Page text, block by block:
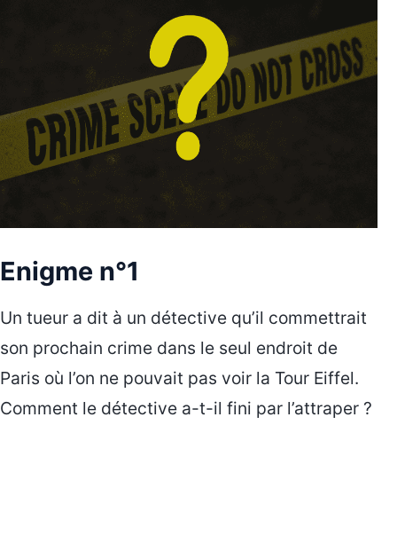
Enigme n°1
Un tueur a dit à un détective qu’il commettrait
son prochain crime dans le seul endroit de
Paris où l’on ne pouvait pas voir la Tour Eiffel.
Comment le détective a-t-il fini par l’attraper ?